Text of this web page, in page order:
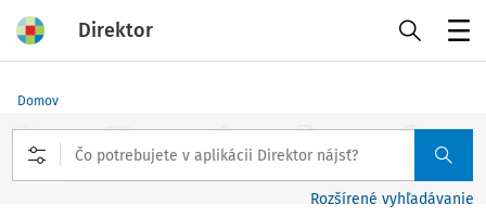
Direktor
Domov
Rozšírené vyhľadávanie